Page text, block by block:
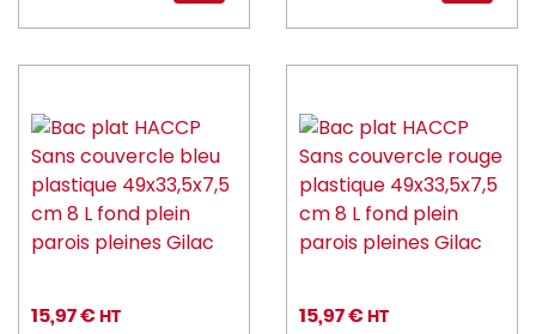
15,97 € HT
15,97 € HT